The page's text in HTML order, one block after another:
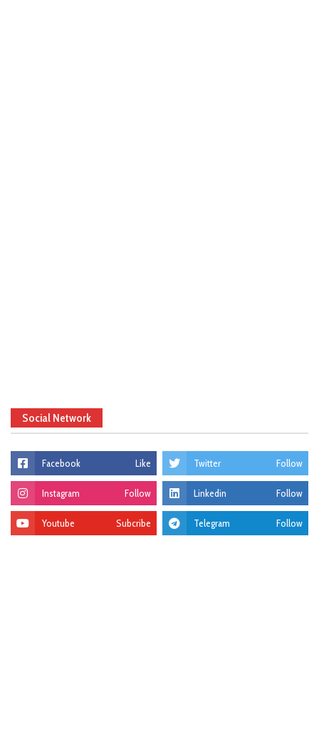
Social Network
Facebook Like Twitter Follow
Instagram Follow Linkedin Follow
Youtube Subcribe Telegram Follow